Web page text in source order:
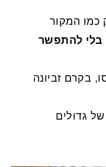
כמו המקור
בלי להתפשר
בקרם זביונה
גדולים